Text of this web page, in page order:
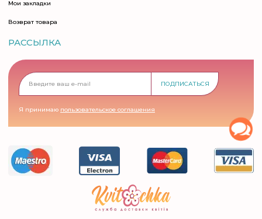
Мои закладки
Возврат товара
РАССЫЛКА
ПОДПИСАТЬСЯ
Я принимаю пользовательское соглашения